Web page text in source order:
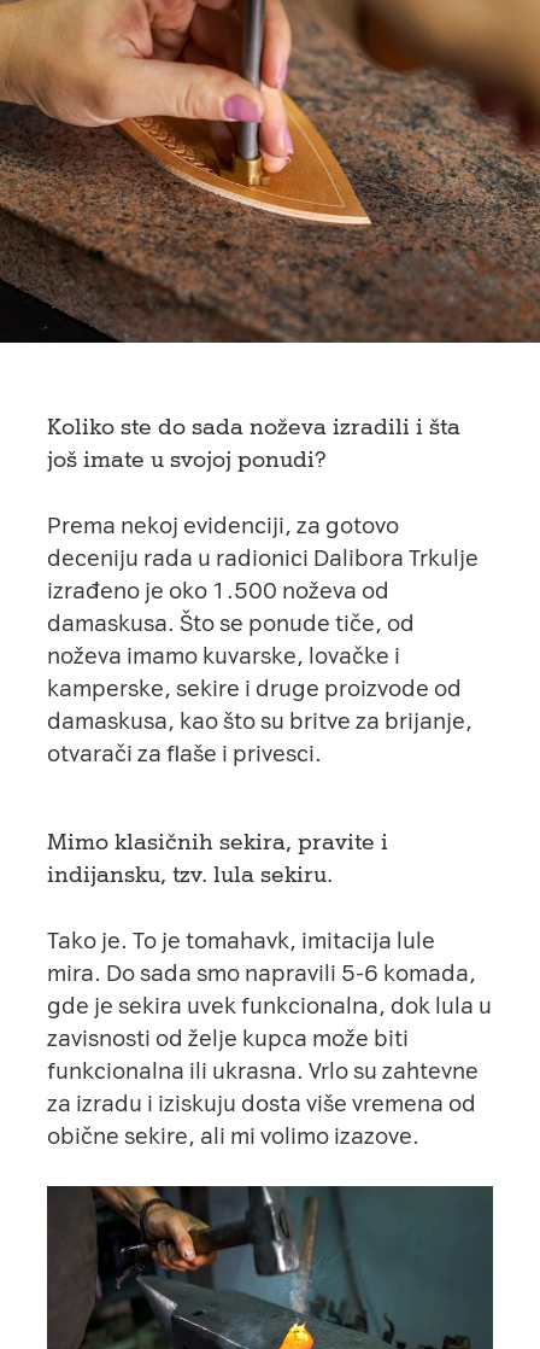
Koliko ste do sada noževa izradili i šta
još imate u svojoj ponudi?
Prema nekoj evidenciji, za gotovo
deceniju rada u radionici Dalibora Trkulje
izrađeno je oko 1.500 noževa od
damaskusa. Što se ponude tiče, od
noževa imamo kuvarske, lovačke i
kamperske, sekire i druge proizvode od
damaskusa, kao što su britve za brijanje,
otvarači za flaše i privesci.
Mimo klasičnih sekira, pravite i
indijansku, tzv. lula sekiru.
Tako je. To je tomahavk, imitacija lule
mira. Do sada smo napravili 5-6 komada,
gde je sekira uvek funkcionalna, dok lula u
zavisnosti od želje kupca može biti
funkcionalna ili ukrasna. Vrlo su zahtevne
za izradu i iziskuju dosta više vremena od
obične sekire, ali mi volimo izazove.